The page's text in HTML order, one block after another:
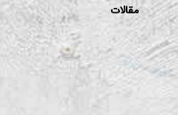
مقالات